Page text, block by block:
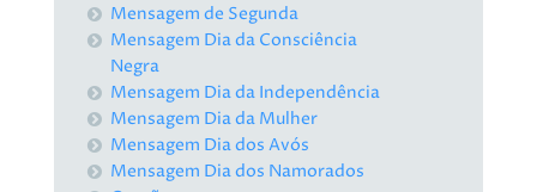
Mensagem de Segunda
Mensagem Dia da Consciência
Negra
Mensagem Dia da Independência
Mensagem Dia da Mulher
Mensagem Dia dos Avós
Mensagem Dia dos Namorados